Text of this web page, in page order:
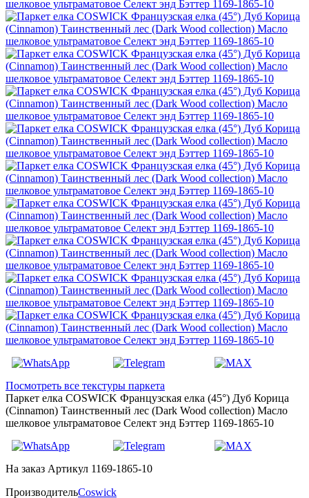
Посмотреть все текстуры паркета
Паркет елка COSWICK Французская елка (45°) Дуб Корица
(Cinnamon) Таинственный лес (Dark Wood collection) Масло
шелковое ультраматовое Селект энд Бэттер 1169-1865-10
На заказ Артикул 1169-1865-10
ПроизводительCoswick